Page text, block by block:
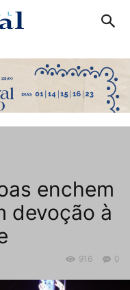
enchem
devoção à
0
916